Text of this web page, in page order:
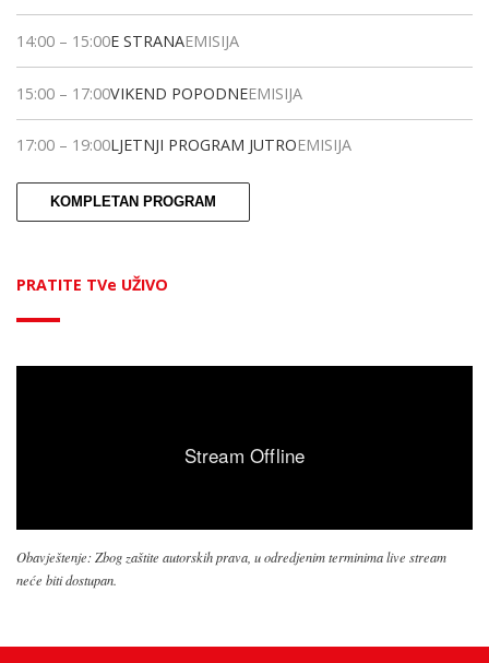
14:00 – 15:00E STRANAEMISIJA
15:00 – 17:00VIKEND POPODNEEMISIJA
17:00 – 19:00LJETNJI PROGRAM JUTROEMISIJA
KOMPLETAN PROGRAM
PRATITE TVe UŽIVO
Obavještenje: Zbog zaštite autorskih prava, u odredjenim terminima live stream
neće biti dostupan.